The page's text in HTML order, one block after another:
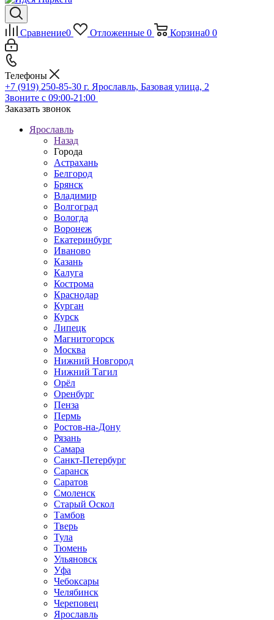
Сравнение0 Отложенные 0 Корзина0 0
Телефоны
+7 (919) 250-85-30 г. Ярославль, Базовая улица, 2
Звоните с 09:00-21:00
Заказать звонок
Ярославль
Назад
Города
Астрахань
Белгород
Брянск
Владимир
Волгоград
Вологда
Воронеж
Екатеринбург
Иваново
Казань
Калуга
Кострома
Краснодар
Курган
Курск
Липецк
Магнитогорск
Москва
Нижний Новгород
Нижний Тагил
Орёл
Оренбург
Пенза
Пермь
Ростов‑на‑Дону
Рязань
Самара
Санкт‑Петербург
Саранск
Саратов
Смоленск
Старый Оскол
Тамбов
Тверь
Тула
Тюмень
Ульяновск
Уфа
Чебоксары
Челябинск
Череповец
Ярославль